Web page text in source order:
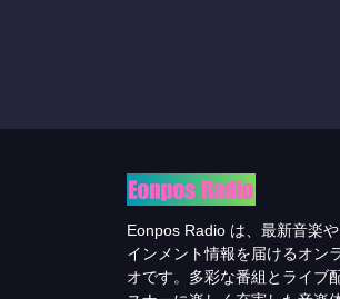
Eonpos Radio は、最新音楽
インメント情報を届けるオン
オです。多彩な番組とライブ